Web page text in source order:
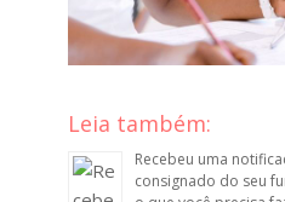
Leia também:
Recebeu uma
consignado do seu